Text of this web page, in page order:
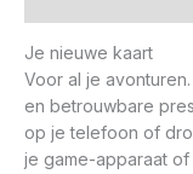
Je nieuwe kaart
Voor al je
en betrouwbare
op je telefoon of
je game-apparaat